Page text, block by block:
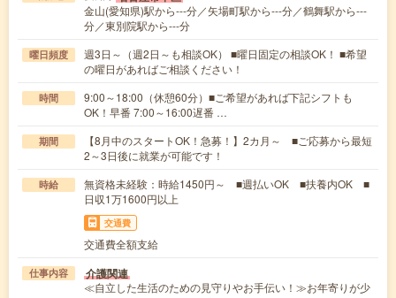
金山(愛知県)駅から---分／矢場町駅から---分／鶴舞駅から---
分／東別院駅から---分
曜日頻度
週3日～（週2日～も相談OK） ■曜日固定の相談OK！ ■希望
の曜日があればご相談ください！
時間
9:00～18:00（休憩60分）■ご希望があれば下記シフトも
OK！早番 7:00～16:00遅番 …
期間
【8月中のスタートOK！急募！】2カ月～ ■ご応募から最短
2～3日後に就業が可能です！
時給
無資格未経験：時給1450円～ ■週払いOK ■扶養内OK ■
日収1万1600円以上
交通費
交通費全額支給
仕事内容 介護関連
≪自立した生活のための見守りやお手伝い！≫お年寄りが少